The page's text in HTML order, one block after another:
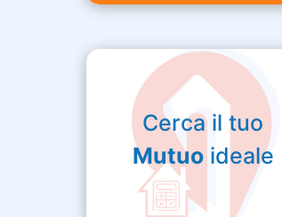
Cerca il tuo
Mutuoideale